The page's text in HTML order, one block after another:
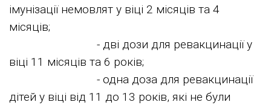
імунізації немовлят у віці 2 місяців та 4
місяців;
- дві дози для ревакцинації у
віці 11 місяців та 6 років;
- одна доза для ревакцинації
дітей у віці від 11 до 13 років, які не були